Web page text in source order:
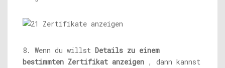
8. Wenn du willst Details zu einem
bestimmten Zertifikat anzeigen , dann kannst